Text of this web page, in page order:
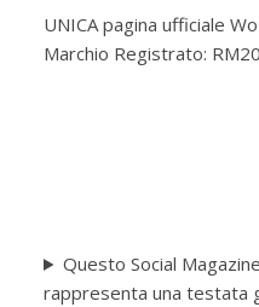
UNICA pagina ufficiale
Marchio Registrato:
Questo Social
rappresenta una testata